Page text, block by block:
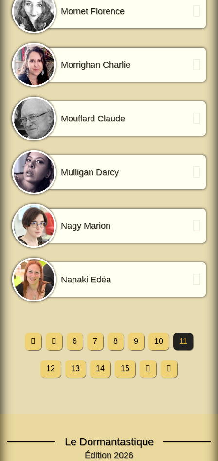
Le Dormantastique
Édition 2026
Mornet Florence
Morrighan Charlie
Mouflard Claude
Mulligan Darcy
Nagy Marion
Nanaki Edéa
6 7 8 9 10 11
12 13 14 15